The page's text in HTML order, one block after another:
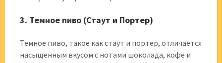
3. Темное пиво (Стаут и Портер)
Темное пиво, такое как стаут и портер, отличается
насыщенным вкусом с нотами шоколада, кофе и